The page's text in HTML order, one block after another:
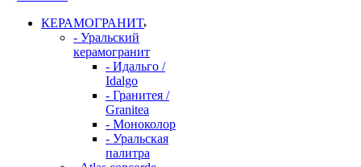
КЕРАМОГРАНИТ
- Уральский
керамогранит
- Идальго /
Idalgo
- Гранитея /
Granitea
- Моноколор
- Уральская
палитра